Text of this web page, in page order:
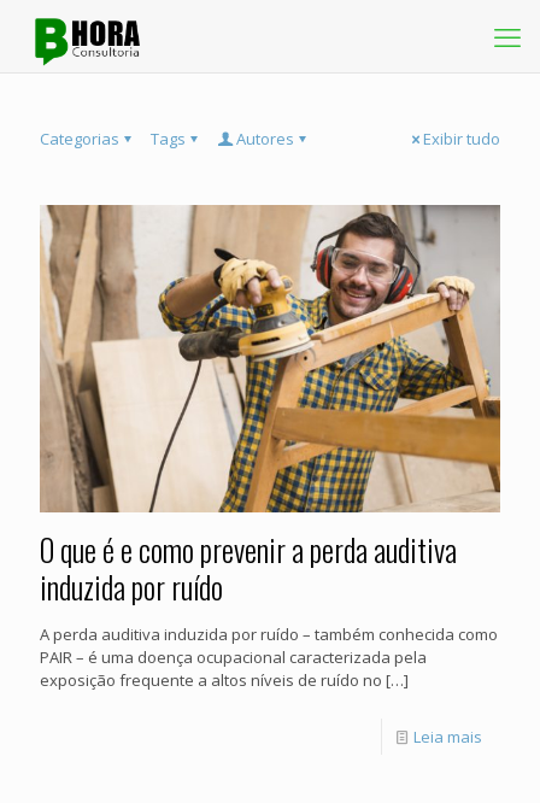
Categorias Tags Autores Exibir tudo
O que é e como prevenir a perda auditiva
induzida por ruído
A perda auditiva induzida por ruído – também conhecida como
PAIR – é uma doença ocupacional caracterizada pela
exposição frequente a altos níveis de ruído no […]
Leia mais